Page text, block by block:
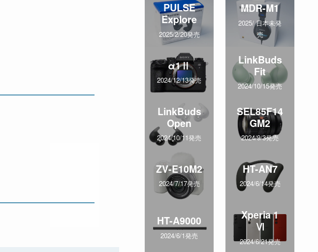
PULSE
Explore
2025/2/20発売
MDR-M1
2025/ 日本未発
売
α1Ⅱ
2024/12/13発売
LinkBuds
Fit
2024/10/15発売
LinkBuds
Open
2024/10/11発売
SEL85F14
GM2
2024/9/3発売
ZV-E10M2
2024/7/17発売
HT-AN7
2024/6/14発売
HT-A9000
2024/6/1発売
Xperia 1
Ⅵ
2024/6/21発売